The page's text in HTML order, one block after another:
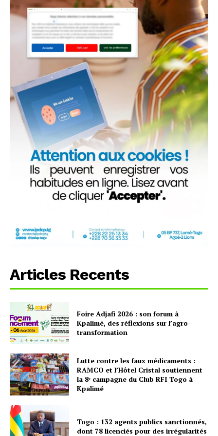
Articles Recents
Foire Adjafi 2026 : son forum à
Kpalimé, des réflexions sur l’agro-
transformation
Lutte contre les faux médicaments :
RAMCO et l’Hôtel Cristal soutiennent
la 8ᵉ campagne du Club RFI Togo à
Kpalimé
Togo : 132 agents publics sanctionnés,
dont 78 licenciés pour des irrégularités